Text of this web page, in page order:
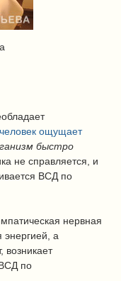
человек ощущает
быстро
не справляется, и
ВСД по
нервная
энергией, а
возникает
по